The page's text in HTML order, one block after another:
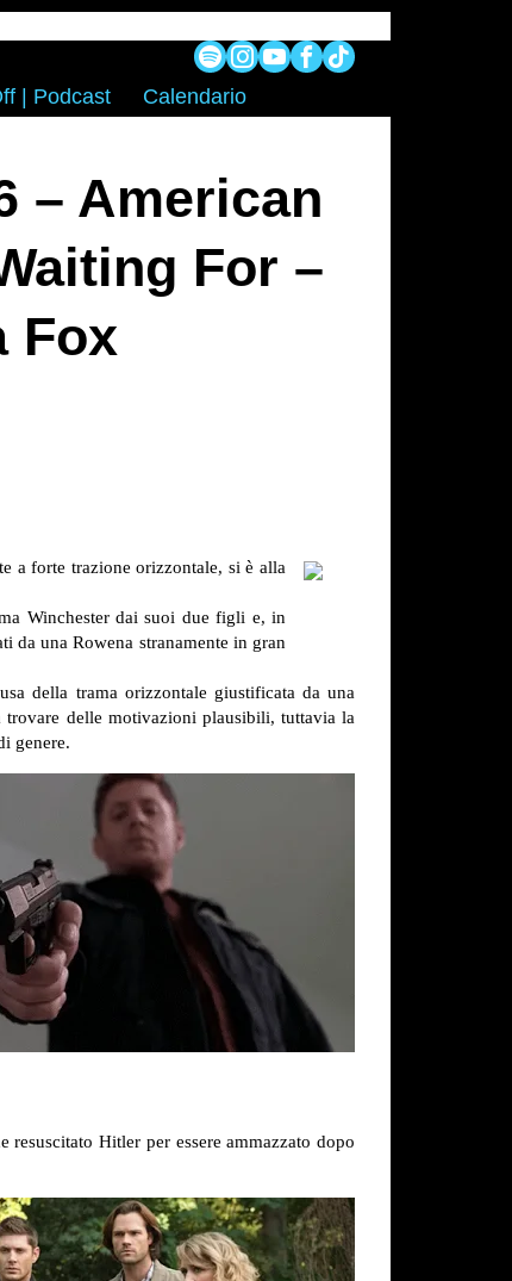
| Podcast Calendario
– American
For –
Fox
a forte trazione orizzontale, si è alla
Winchester dai suoi due figli e, in
da una Rowena stranamente in gran
della trama orizzontale giustificata da una
trovare delle motivazioni plausibili, tuttavia la
genere.
Hitler per essere ammazzato dopo